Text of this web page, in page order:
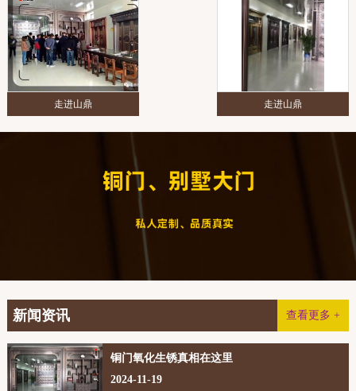
走进山鼎 走进山鼎
查看更多 +
新闻资讯
铜门氧化生锈真相在这里
2024-11-19